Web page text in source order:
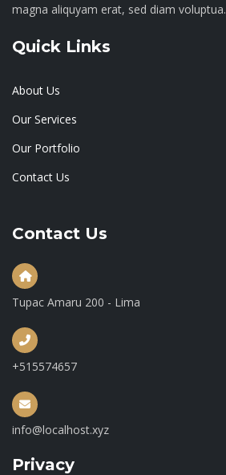
magna aliquyam erat, sed diam
Quick Links
About Us
Our Services
Our Portfolio
Contact Us
Contact Us
Tupac Amaru 200 - Lima
+515574657
info@localhost.xyz
Privacy